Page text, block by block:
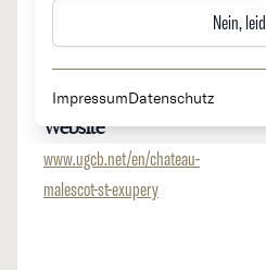
Nein,
ImpressumDatenschutz
Herkunftsland
Frankreich
Website
www.ugcb.net/en/chateau-
malescot-st-exupery